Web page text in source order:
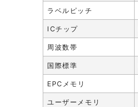
ラベルピッチ
ICチップ
周波数帯
国際標準
EPCメモリ
ユーザーメモリ